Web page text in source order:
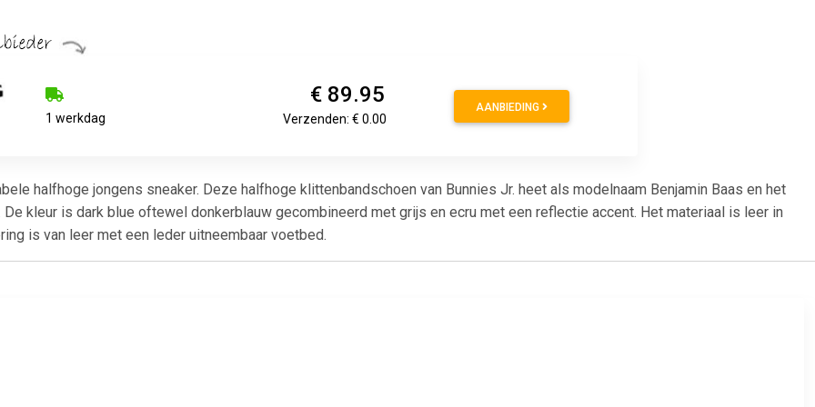
1 werkdag
€ 89.95
Verzenden: € 0.00
AANBIEDING
halfhoge jongens sneaker. Deze halfhoge klittenbandschoen van Bunnies Jr. heet als modelnaam Benjamin Baas en het
kleur is dark blue oftewel donkerblauw gecombineerd met grijs en ecru met een reflectie accent. Het materiaal is leer in
is van leer met een leder uitneembaar voetbed.